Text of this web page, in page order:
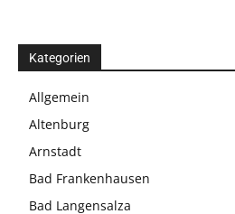
Kategorien
Allgemein
Altenburg
Arnstadt
Bad Frankenhausen
Bad Langensalza